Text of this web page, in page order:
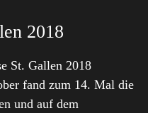
2018
St. Gallen 2018
fand zum 14. Mal die
und auf dem